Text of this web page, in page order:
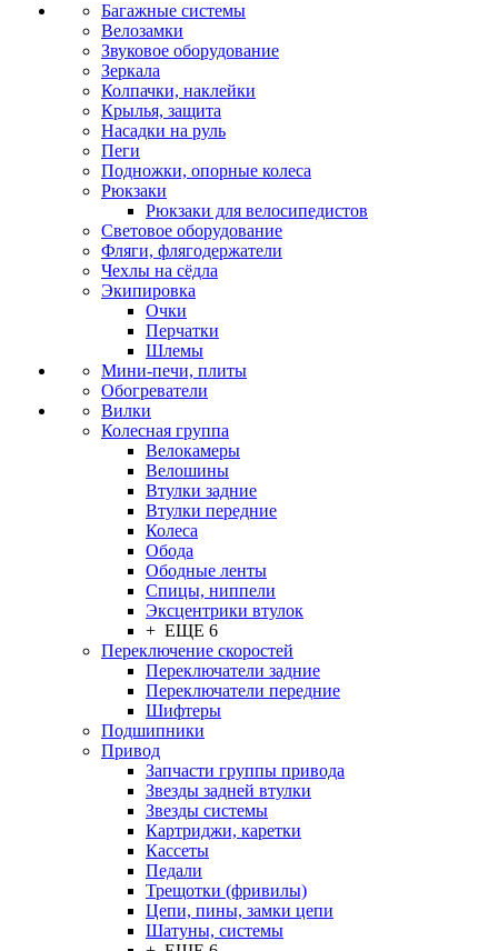
Багажные системы
Велозамки
Звуковое оборудование
Зеркала
Колпачки, наклейки
Крылья, защита
Насадки на руль
Пеги
Подножки, опорные колеса
Рюкзаки
Рюкзаки для велосипедистов
Световое оборудование
Фляги, флягодержатели
Чехлы на сёдла
Экипировка
Очки
Перчатки
Шлемы
Мини-печи, плиты
Обогреватели
Вилки
Колесная группа
Велокамеры
Велошины
Втулки задние
Втулки передние
Колеса
Обода
Ободные ленты
Спицы, ниппели
Эксцентрики втулок
+ ЕЩЕ 6
Переключение скоростей
Переключатели задние
Переключатели передние
Шифтеры
Подшипники
Привод
Запчасти группы привода
Звезды задней втулки
Звезды системы
Картриджи, каретки
Кассеты
Педали
Трещотки (фривилы)
Цепи, пины, замки цепи
Шатуны, системы